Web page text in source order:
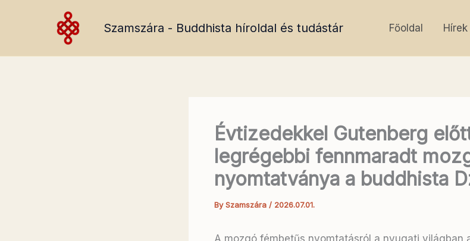
Szamszára - Buddhista híroldal és tudástár Főoldal Hírek
Évtizedekkel Gutenberg
legrégebbi fennmaradt
nyomtatványa a buddhista
BySzamszára / 2026.07.01.
A mozgó fémbetűs nyomtatásról a nyugati világban